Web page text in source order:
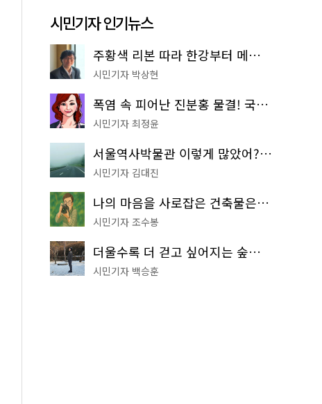
시민기자 인기뉴스
주황색 리본 따라 한강부터 메타세쿼이아 숲길까지…서울둘레길 15코스
시민기자 박상현
폭염 속 피어난 진분홍 물결! 국립중앙박물관 배롱나무 명소
시민기자 최정윤
서울역사박물관 이렇게 많았어? 주말마다 한 곳씩 떠나는 역사 산책
시민기자 김대진
나의 마음을 사로잡은 건축물은? '서울시 건축상' 수상작 공개!
시민기자 조수봉
더울수록 더 걷고 싶어지는 숲길! 서울둘레길 '아차산 코스'
시민기자 백승훈